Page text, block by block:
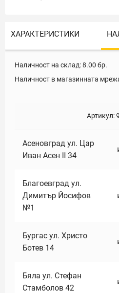
ХАРАКТЕРИСТИКИ
Наличност на склад:8.00 бр.
Наличност в магазинната
Артикул:
Асеновград ул. Цар
Иван Асен II 34
Благоевград ул.
Димитър Йосифов
№1
Бургас ул. Христо
Ботев 14
Бяла ул. Стефан
Стамболов 42